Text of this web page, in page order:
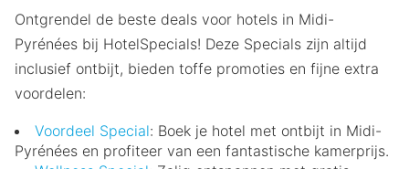
Ontgrendel de beste deals voor hotels in Midi-
Pyrénées bij HotelSpecials! Deze Specials zijn altijd
inclusief ontbijt, bieden toffe promoties en fijne extra
voordelen:
Voordeel Special: Boek je hotel met ontbijt in Midi-
Pyrénées en profiteer van een fantastische kamerprijs.